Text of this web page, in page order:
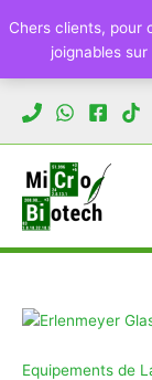
Chers clients, pour
joignables
Equipements de